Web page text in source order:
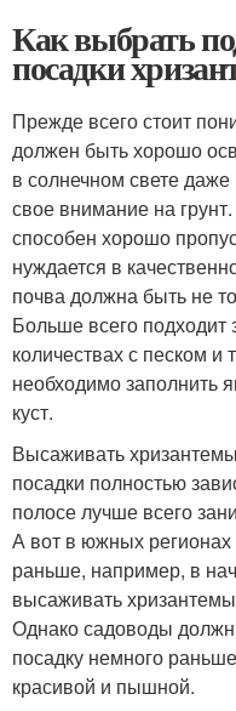
Как выбрать
посадки
Прежде всего стоит
должен быть хорошо
в солнечном свете
свое внимание на
способен хорошо
нуждается в
почва должна быть не
Больше всего
количествах с песком
необходимо заполнить
куст.
Высаживать
посадки полностью
полосе лучше всего
А вот в южных
раньше, например, в
высаживать
Однако садоводы
посадку немного
красивой и пышной.